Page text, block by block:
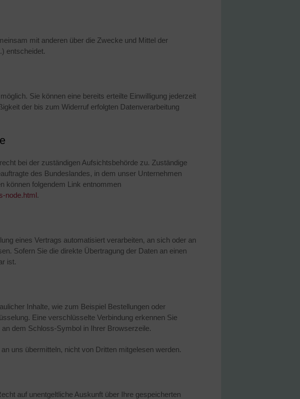
mit anderen über die Zwecke und Mittel der
entscheidet.
Sie können eine bereits erteilte Einwilligung jederzeit
der bis zum Widerruf erfolgten Datenverarbeitung
bei der zuständigen Aufsichtsbehörde zu. Zuständige
des Bundeslandes, in dem unser Unternehmen
können folgendem Link entnommen
node.html.
eines Vertrags automatisiert verarbeiten, an sich oder an
Sofern Sie die direkte Übertragung der Daten an einen
ist.
Inhalte, wie zum Beispiel Bestellungen oder
Eine verschlüsselte Verbindung erkennen Sie
dem Schloss-Symbol in Ihrer Browserzeile.
uns übermitteln, nicht von Dritten mitgelesen werden.
auf unentgeltliche Auskunft über Ihre gespeicherten